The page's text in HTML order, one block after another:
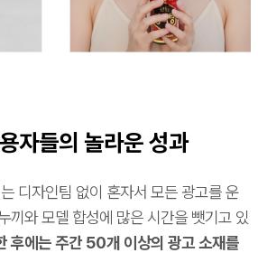
자들의 놀라운 성과
는 디자인팀 없이 혼자서 모든 광고를 운
끼와 모델 합성에 많은 시간을 뺏기고 있
후에는 주간 50개 이상의 광고 소재를